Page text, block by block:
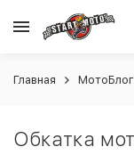
Главная МотоБлог
Обкатка